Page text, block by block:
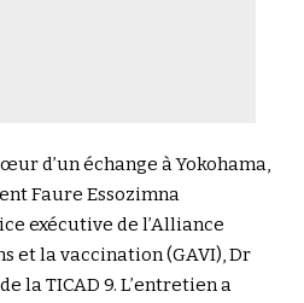
d’un échange à Yokohama,
Faure Essozimna
exécutive de l’Alliance
et la vaccination (GAVI), Dr
la TICAD 9. L’entretien a